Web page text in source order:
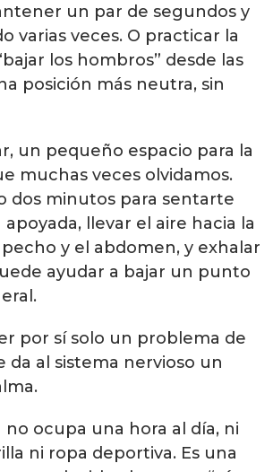
un par de segundos y
varias veces. O practicar la
los hombros” desde las
posición más neutra, sin
un pequeño espacio para la
muchas veces olvidamos.
dos minutos para sentarte
llevar el aire hacia la
y el abdomen, y exhalar
ayudar a bajar un punto
por sí solo un problema de
da al sistema nervioso un
no ocupa una hora al día, ni
ni ropa deportiva. Es una